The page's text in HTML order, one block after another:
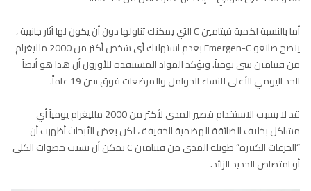
أما بالنسبة لكمية فيتامين C التي يمكنك تناولها دون أن يكون لها آثار جانبية ،
ينصح صانعو Emergen-C بعدم استهلاك أي شخص أكثر من 2000 ملليغرام
من فيتامين سي يومياً. وتؤكد المواد المستنفدة للأوزون أن هذا هو أيضاً
الحد اليومي الأعلى للنساء الحوامل والمرضعات فوق سن 19 عاماً.
قد لا يسبب الاستخدام قصير المدى لأكثر من 2000 ملليغرام يومياً أي
مشاكل بخلاف الضائقة الهضمية الخفيفة ، لكن بعض الأبحاث أظهرت أن
“الجرعات الكبيرة” طويلة المدى من فيتامين C يمكن أن يسبب حصوات الكلى
أو امتصاص الحديد الزائد.